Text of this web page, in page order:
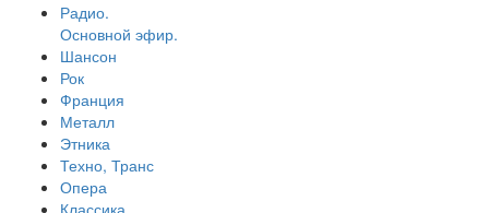
Радио.
Основной эфир.
Шансон
Рок
Франция
Металл
Этника
Техно, Транс
Опера
Классика